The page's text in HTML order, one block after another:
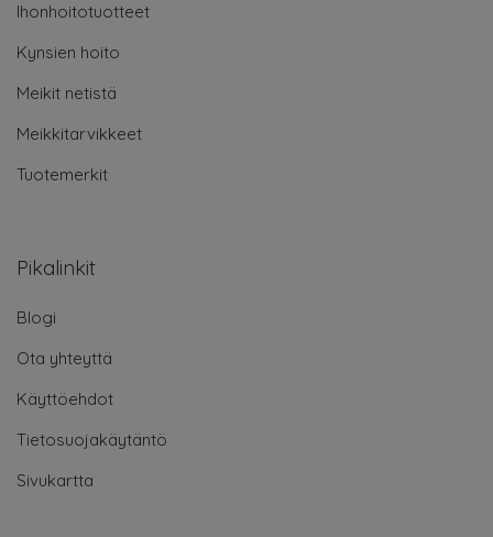
Ihonhoitotuotteet
Kynsien hoito
Meikit netistä
Meikkitarvikkeet
Tuotemerkit
Pikalinkit
Blogi
Ota yhteyttä
Käyttöehdot
Tietosuojakäytäntö
Sivukartta